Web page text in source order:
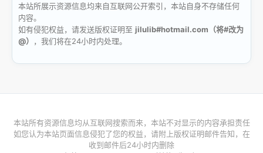
本站所展示资源信息均来自互联网公开索引，本站自身不存储任何
内容。
如有侵犯权益，请发送版权证明至 jilulib#hotmail.com（将#改为
@）
，我们将在24小时内处理。
本站所有资源信息均从互联网搜索而来，本站不对显示的内容承担责任
如您认为本站页面信息侵犯了您的权益，请附上版权证明邮件告知，在
收到邮件后24小时内删除